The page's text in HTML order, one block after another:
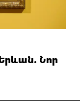
Երևան. Նոր